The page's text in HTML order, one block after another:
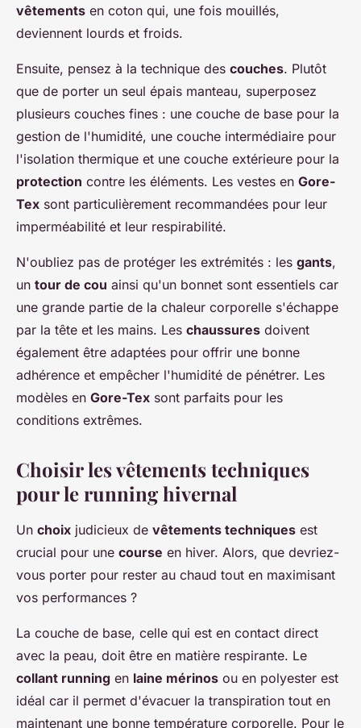
vêtements en coton qui, une fois mouillés,
deviennent lourds et froids.
Ensuite, pensez à la technique des couches. Plutôt
que de porter un seul épais manteau, superposez
plusieurs couches fines : une couche de base pour la
gestion de l'humidité, une couche intermédiaire pour
l'isolation thermique et une couche extérieure pour la
protection contre les éléments. Les vestes en Gore-
Tex sont particulièrement recommandées pour leur
imperméabilité et leur respirabilité.
N'oubliez pas de protéger les extrémités : les gants,
un tour de cou ainsi qu'un bonnet sont essentiels car
une grande partie de la chaleur corporelle s'échappe
par la tête et les mains. Les chaussures doivent
également être adaptées pour offrir une bonne
adhérence et empêcher l'humidité de pénétrer. Les
modèles en Gore-Tex sont parfaits pour les
conditions extrêmes.
Choisir les vêtements techniques
pour le running hivernal
Un choix judicieux de vêtements techniques est
crucial pour une course en hiver. Alors, que devriez-
vous porter pour rester au chaud tout en maximisant
vos performances ?
La couche de base, celle qui est en contact direct
avec la peau, doit être en matière respirante. Le
collant running en laine mérinos ou en polyester est
idéal car il permet d'évacuer la transpiration tout en
maintenant une bonne température corporelle. Pour le